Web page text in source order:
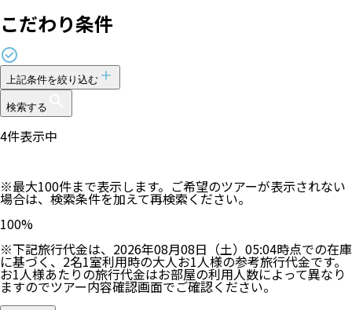
こだわり条件
上記条件を絞り込む
検索する
4件表示中
※最大100件まで表示します。ご希望のツアーが表示されない
場合は、検索条件を加えて再検索ください。
100%
※下記旅行代金は、 2026年08月08日（土）05:04時点での在庫
に基づく、2名1室利用時の大人お1人様の参考旅行代金です。
お1人様あたりの旅行代金はお部屋の利用人数によって異なり
ますのでツアー内容確認画面でご確認ください。